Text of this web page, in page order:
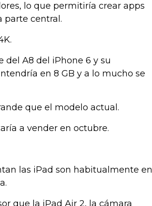
lo que permitiría crear apps
parte central.
del A8 del iPhone 6 y su
en 8 GB y a lo mucho se
que el modelo actual.
a vender en octubre.
las iPad son habitualmente en
que la iPad Air 2, la cámara